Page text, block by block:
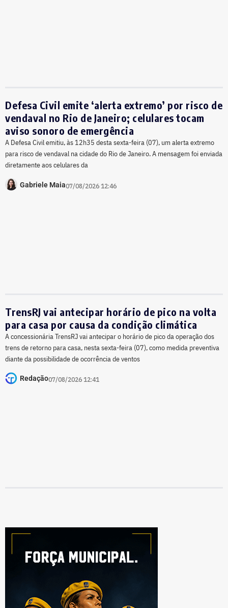
Defesa Civil emite ‘alerta extremo’ por risco de
vendaval no Rio de Janeiro; celulares tocam
aviso sonoro de emergência
A Defesa Civil emitiu, às 12h35 desta sexta-feira (07), um alerta extremo
para risco de vendaval na cidade do Rio de Janeiro. A mensagem foi enviada
diretamente aos celulares da
Gabriele Maia07/08/2026 12:46
TrensRJ vai antecipar horário de pico na volta
para casa por causa da condição climática
A concessionária TrensRJ vai antecipar o horário de pico da operação dos
trens de retorno para casa, nesta sexta-feira (07), como medida preventiva
diante da possibilidade de ocorrência de ventos
Redação07/08/2026 12:41